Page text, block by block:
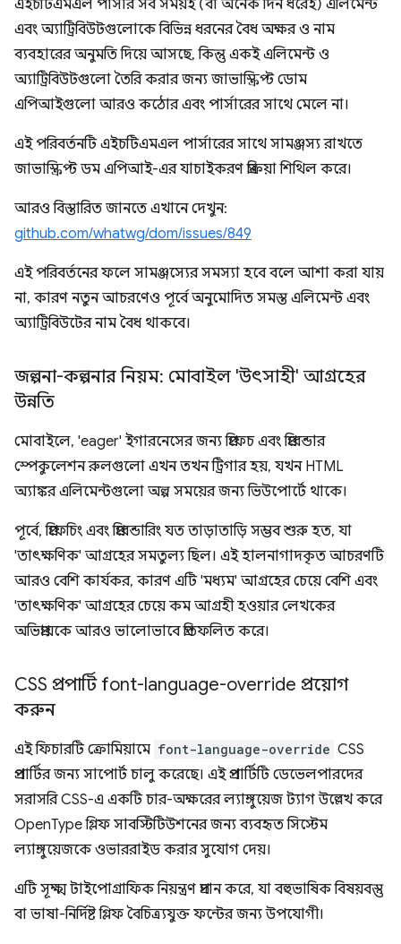
এইচটিএমএল পার্সার সব সময়ই (বা অনেক দিন ধরেই) এলিমেন্ট
এবং অ্যাট্রিবিউটগুলোকে বিভিন্ন ধরনের বৈধ অক্ষর ও নাম
ব্যবহারের অনুমতি দিয়ে আসছে, কিন্তু একই এলিমেন্ট ও
অ্যাট্রিবিউটগুলো তৈরি করার জন্য জাভাস্ক্রিপ্ট ডোম
এপিআইগুলো আরও কঠোর এবং পার্সারের সাথে মেলে না।
এই পরিবর্তনটি এইচটিএমএল পার্সারের সাথে সামঞ্জস্য রাখতে
জাভাস্ক্রিপ্ট ডম এপিআই-এর যাচাইকরণ প্রক্রিয়া শিথিল করে।
আরও বিস্তারিত জানতে এখানে দেখুন:
github.com/whatwg/dom/issues/849
এই পরিবর্তনের ফলে সামঞ্জস্যের সমস্যা হবে বলে আশা করা যায়
না, কারণ নতুন আচরণেও পূর্বে অনুমোদিত সমস্ত এলিমেন্ট এবং
অ্যাট্রিবিউটের নাম বৈধ থাকবে।
জল্পনা-কল্পনার নিয়ম: মোবাইল 'উৎসাহী' আগ্রহের
উন্নতি
মোবাইলে, 'eager' ইগারনেসের জন্য প্রিফেচ এবং প্রিরেন্ডার
স্পেকুলেশন রুলগুলো এখন তখন ট্রিগার হয়, যখন HTML
অ্যাঙ্কর এলিমেন্টগুলো অল্প সময়ের জন্য ভিউপোর্টে থাকে।
পূর্বে, প্রিফেচিং এবং প্রিরেন্ডারিং যত তাড়াতাড়ি সম্ভব শুরু হত, যা
'তাৎক্ষণিক' আগ্রহের সমতুল্য ছিল। এই হালনাগাদকৃত আচরণটি
আরও বেশি কার্যকর, কারণ এটি 'মধ্যম' আগ্রহের চেয়ে বেশি এবং
'তাৎক্ষণিক' আগ্রহের চেয়ে কম আগ্রহী হওয়ার লেখকের
অভিপ্রায়কে আরও ভালোভাবে প্রতিফলিত করে।
CSS প্রপার্টি font-language-override প্রয়োগ
করুন
এই ফিচারটি ক্রোমিয়ামে font-language-override CSS
প্রপার্টির জন্য সাপোর্ট চালু করেছে। এই প্রপার্টিটি ডেভেলপারদের
সরাসরি CSS-এ একটি চার-অক্ষরের ল্যাঙ্গুয়েজ ট্যাগ উল্লেখ করে
OpenType গ্লিফ সাবস্টিটিউশনের জন্য ব্যবহৃত সিস্টেম
ল্যাঙ্গুয়েজকে ওভাররাইড করার সুযোগ দেয়।
এটি সূক্ষ্ম টাইপোগ্রাফিক নিয়ন্ত্রণ প্রদান করে, যা বহুভাষিক বিষয়বস্তু
বা ভাষা-নির্দিষ্ট গ্লিফ বৈচিত্র্যযুক্ত ফন্টের জন্য উপযোগী।